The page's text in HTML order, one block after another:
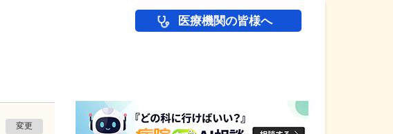
医療機関の皆様へ
変更